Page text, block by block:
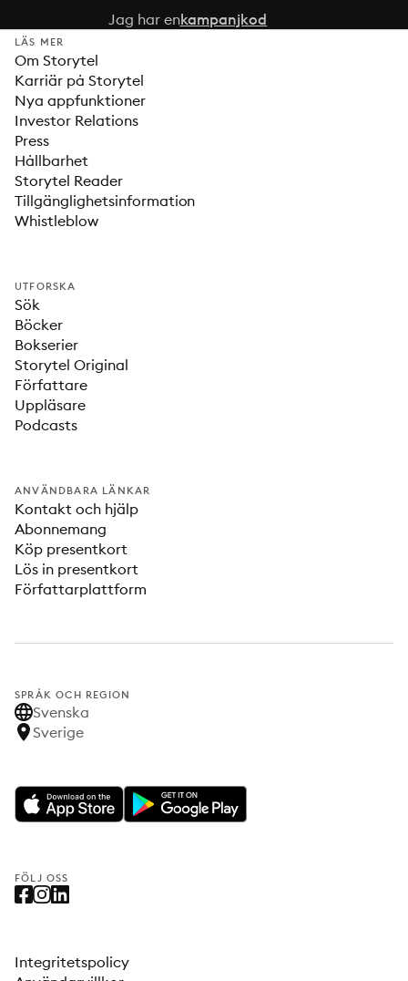
Jag har enkampanjkod
LÄS MER
Om Storytel
Karriär på Storytel
Nya appfunktioner
Investor Relations
Press
Hållbarhet
Storytel Reader
Tillgänglighetsinformation
Whistleblow
UTFORSKA
Sök
Böcker
Bokserier
Storytel Original
Författare
Uppläsare
Podcasts
ANVÄNDBARA LÄNKAR
Kontakt och hjälp
Abonnemang
Köp presentkort
Lös in presentkort
Författarplattform
SPRÅK OCH REGION
Svenska
Sverige
FÖLJ OSS
Integritetspolicy